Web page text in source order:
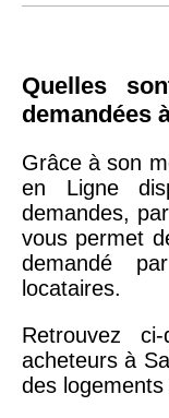
Quelles
demandées
Grâce à son
en Ligne
demandes,
vous permet
demandé
locataires.
Retrouvez
acheteurs à
des logements